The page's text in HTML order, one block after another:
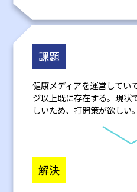
課題
健康メディアを運営してい
ジ以上既に存在する。現状
しいため、打開策が欲しい。
解決